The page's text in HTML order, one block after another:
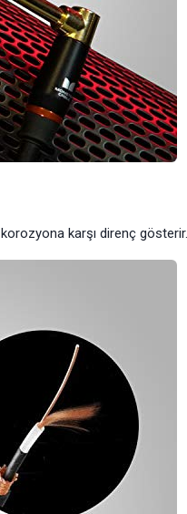
karşı direnç gösterir.